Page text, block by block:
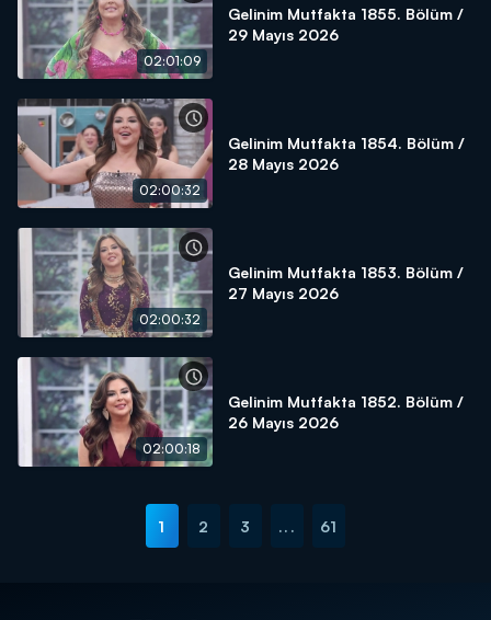
02:01:09
Gelinim Mutfakta 1855. Bölüm /
29 Mayıs 2026
02:00:32
Gelinim Mutfakta 1854. Bölüm /
28 Mayıs 2026
02:00:32
Gelinim Mutfakta 1853. Bölüm /
27 Mayıs 2026
02:00:18
Gelinim Mutfakta 1852. Bölüm /
26 Mayıs 2026
1 2 3 ... 61